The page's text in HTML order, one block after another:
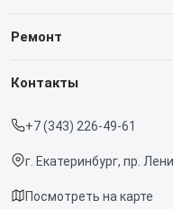
О нашем сервисе
Срочный ремонт
Доставка и способы
Диагностика
Ремонт
Ноутбуков
Контакты
+7 (343) 226-49-61
г. Екатеринбург, пр.
Посмотреть на карте